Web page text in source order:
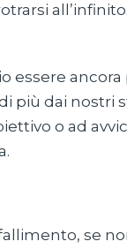
all’infinito.
essere
più dai nostri
o ad
se